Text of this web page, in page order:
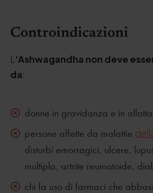
Controindicazioni
L 'Ashwagandha non deve
da:
donne in gravidanza e in
persone affette da malattie
disturbi emorragici, ulcere,
multipla, artrite reumatoide,
chi fa uso di farmaci che